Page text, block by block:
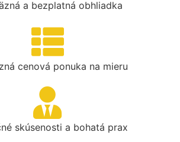
a bezplatná obhliadka
cenová ponuka na mieru
skúsenosti a bohatá prax